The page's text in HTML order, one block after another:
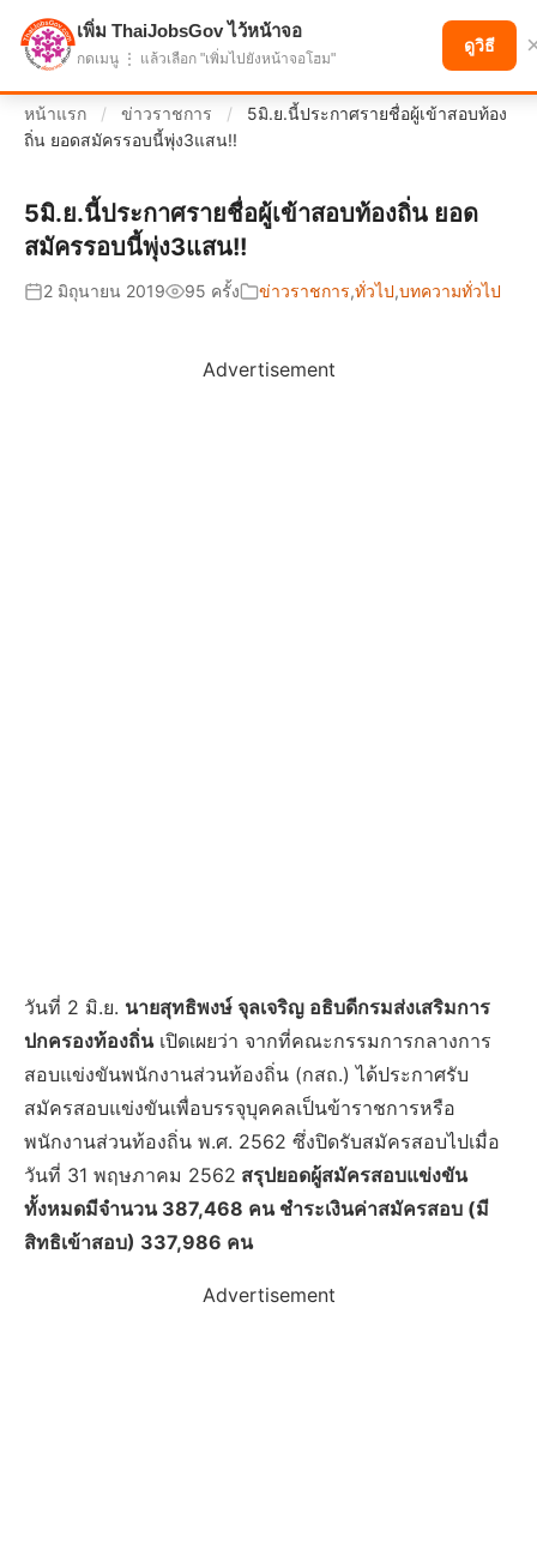
แบ่งปันโอกาส เพื่ออนาคตที่ก้าวหน้า
หน้าแรก / ข่าวราชการ /
5มิ.ย.นี้ประกาศรายชื่อผู้เข้าสอบท้อง
ถิ่น ยอดสมัครรอบนี้พุ่ง3แสน!!
5มิ.ย.นี้ประกาศรายชื่อผู้เข้าสอบท้องถิ่น ยอด
สมัครรอบนี้พุ่ง3แสน!!
2 มิถุนายน 2019 95 ครั้ง ข่าวราชการ,ทั่วไป,บทความทั่วไป
Advertisement
วันที่ 2 มิ.ย. นายสุทธิพงษ์ จุลเจริญ อธิบดีกรมส่งเสริมการ
ปกครองท้องถิ่นเปิดเผยว่า จากที่คณะกรรมการกลางการ
สอบแข่งขันพนักงานส่วนท้องถิ่น (กสถ.) ได้ประกาศรับ
สมัครสอบแข่งขันเพื่อบรรจุบุคคลเป็นข้าราชการหรือ
พนักงานส่วนท้องถิ่น พ.ศ. 2562 ซึ่งปิดรับสมัครสอบไปเมื่อ
วันที่ 31 พฤษภาคม 2562 สรุปยอดผู้สมัครสอบแข่งขัน
ทั้งหมดมีจำนวน 387,468 คน ชำระเงินค่าสมัครสอบ (มี
สิทธิเข้าสอบ) 337,986 คน
Advertisement
เพิ่ม ThaiJobsGov ไว้หน้าจอ
กดเมนู ⋮ แล้วเลือก "เพิ่มไปยังหน้าจอโฮม"
ดูวิธี